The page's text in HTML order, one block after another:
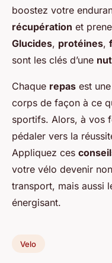
boostez votre
récupération et
Glucides, protéines,
sont les clés d’une
Chaque repas est
corps de façon à ce
sportifs. Alors, à vos
pédaler vers la
Appliquez ces
votre vélo devenir
transport, mais aussi
énergisant.
Velo